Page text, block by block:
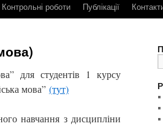
Контрольні роботи Публікації
для студентів 1 курсу
мова” (тут)
навчання з дисципліни